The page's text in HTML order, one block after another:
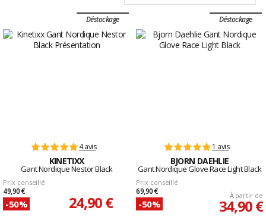
Déstockage
4 avis
KINETIXX
Gant Nordique Nestor Black
Prix conseillé
49,90 €
-50% 24,90 €
Déstockage
1 avis
BJORN DAEHLIE
Gant Nordique Glove Race Light Black
Prix conseillé
69,90 €
-50%
À partir de
34,90 €